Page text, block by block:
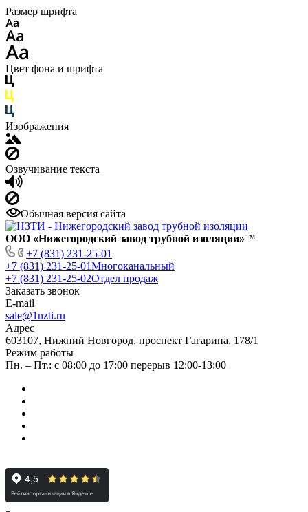
Размер шрифта
Цвет фона и шрифта
Изображения
Озвучивание текста
Обычная версия сайта
ООО «Нижегородский завод трубной изоляции»™
+7 (831) 231-25-01
+7 (831) 231-25-01Многоканальный
+7 (831) 231-25-02Отдел продаж
Заказать звонок
E-mail
sale@1nzti.ru
Адрес
603107, Нижний Новгород, проспект Гагарина, 178/1
Режим работы
Пн. – Пт.: с 08:00 до 17:00 перерыв 12:00-13:00